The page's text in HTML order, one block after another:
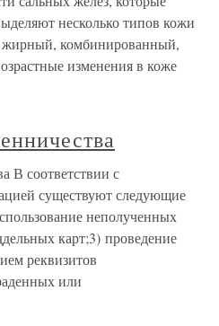
несколько типов кожи
комбинированный,
изменения в коже
В соответствии с
существуют следующие
неполученных
карт;3) проведение
реквизитов
или